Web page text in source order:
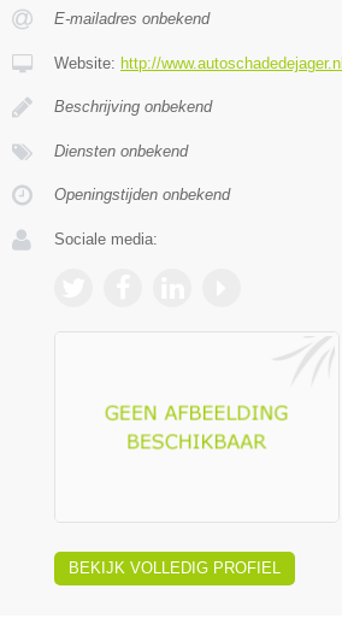
E-mailadres onbekend
Website: http://www.autoschadedejager.nl
Beschrijving onbekend
Diensten onbekend
Openingstijden onbekend
Sociale media:
BEKIJK VOLLEDIG PROFIEL